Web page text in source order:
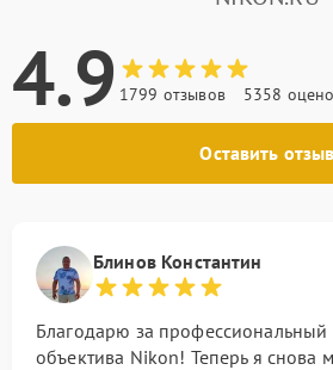
4.9 1799 отзывов 5358
Оставить отзыв
Блинов Константин
Благодарю за
объектива Nikon! Теперь я снова